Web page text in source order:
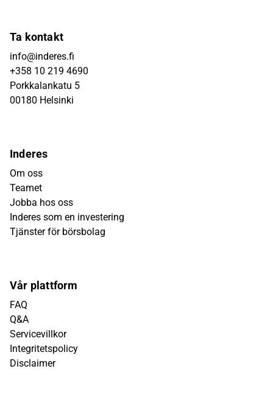
Ta kontakt
info@inderes.fi
+358 10 219 4690
Porkkalankatu 5
00180 Helsinki
Inderes
Om oss
Teamet
Jobba hos oss
Inderes som en investering
Tjänster för börsbolag
Vår plattform
FAQ
Q&A
Servicevillkor
Integritetspolicy
Disclaimer